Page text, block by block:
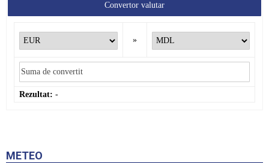
Convertor valutar
»
Rezultat: -
METEO